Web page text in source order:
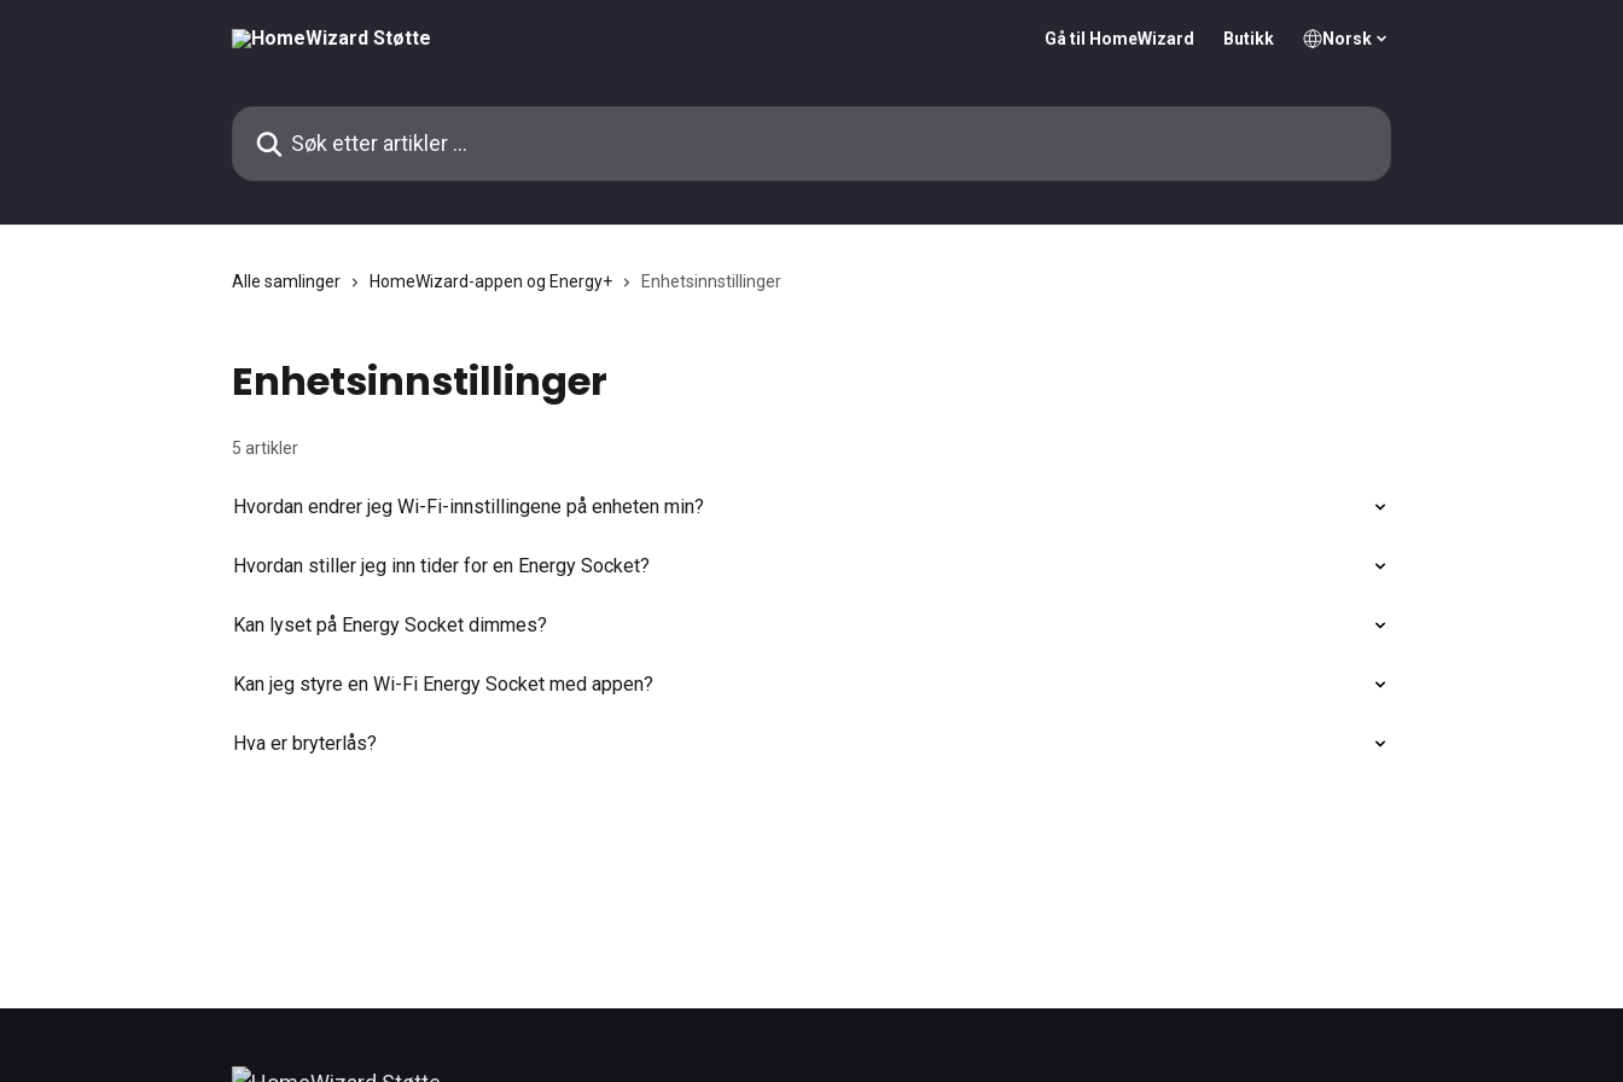
Gå til HomeWizard Butikk Norsk
Søk etter artikler ...
Alle samlinger HomeWizard-appen og Energy+ Enhetsinnstillinger
Enhetsinnstillinger
5 artikler
Hvordan endrer jeg Wi-Fi-innstillingene på enheten min?
Hvordan stiller jeg inn tider for en Energy Socket?
Kan lyset på Energy Socket dimmes?
Kan jeg styre en Wi-Fi Energy Socket med appen?
Hva er bryterlås?